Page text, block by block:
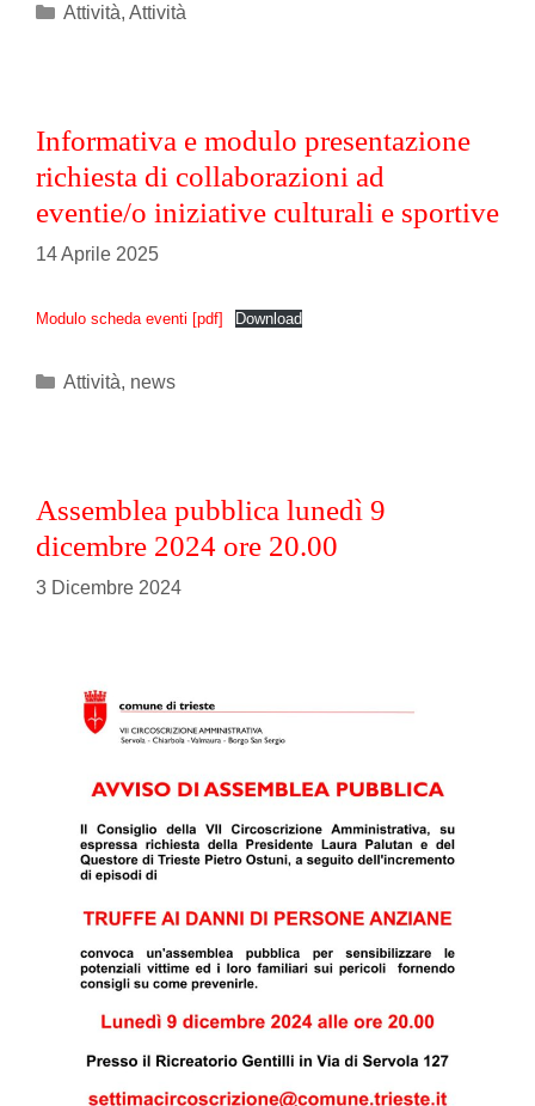
Categories
Attività, Attività
Informativa e modulo presentazione
richiesta di collaborazioni ad
eventie/o iniziative culturali e sportive
14 Aprile 2025
Modulo scheda eventi [pdf] Download
Categories
Attività, news
Assemblea pubblica lunedì 9
dicembre 2024 ore 20.00
3 Dicembre 2024